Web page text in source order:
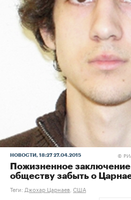
НОВОСТИ , 18:27 27.04.2015 ©
Пожизненное
обществу забыть о
Теги: Джохар Царнаев США